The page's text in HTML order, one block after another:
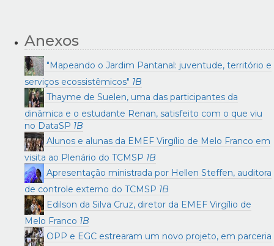
Anexos
"Mapeando o Jardim Pantanal: juventude, território e
serviços ecossistêmicos" 1B
Thayme de Suelen, uma das participantes da
dinâmica e o estudante Renan, satisfeito com o que viu
no DataSP 1B
Alunos e alunas da EMEF Virgílio de Melo Franco em
visita ao Plenário do TCMSP 1B
Apresentação ministrada por Hellen Steffen, auditora
de controle externo do TCMSP 1B
Edilson da Silva Cruz, diretor da EMEF Virgílio de
Melo Franco 1B
OPP e EGC estrearam um novo projeto, em parceria